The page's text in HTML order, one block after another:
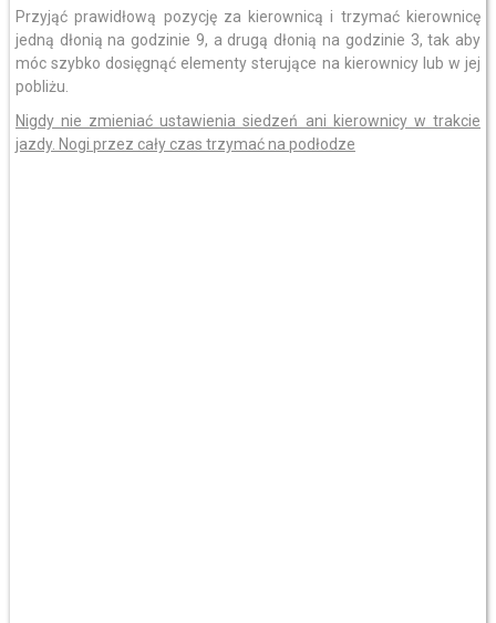
Przyjąć prawidłową pozycję za kierownicą i trzymać kierownicę
jedną dłonią na godzinie 9, a drugą dłonią na godzinie 3, tak aby
móc szybko dosięgnąć elementy sterujące na kierownicy lub w jej
pobliżu.
Nigdy nie zmieniać ustawienia siedzeń ani kierownicy w trakcie
jazdy. Nogi przez cały czas trzymać na podłodze